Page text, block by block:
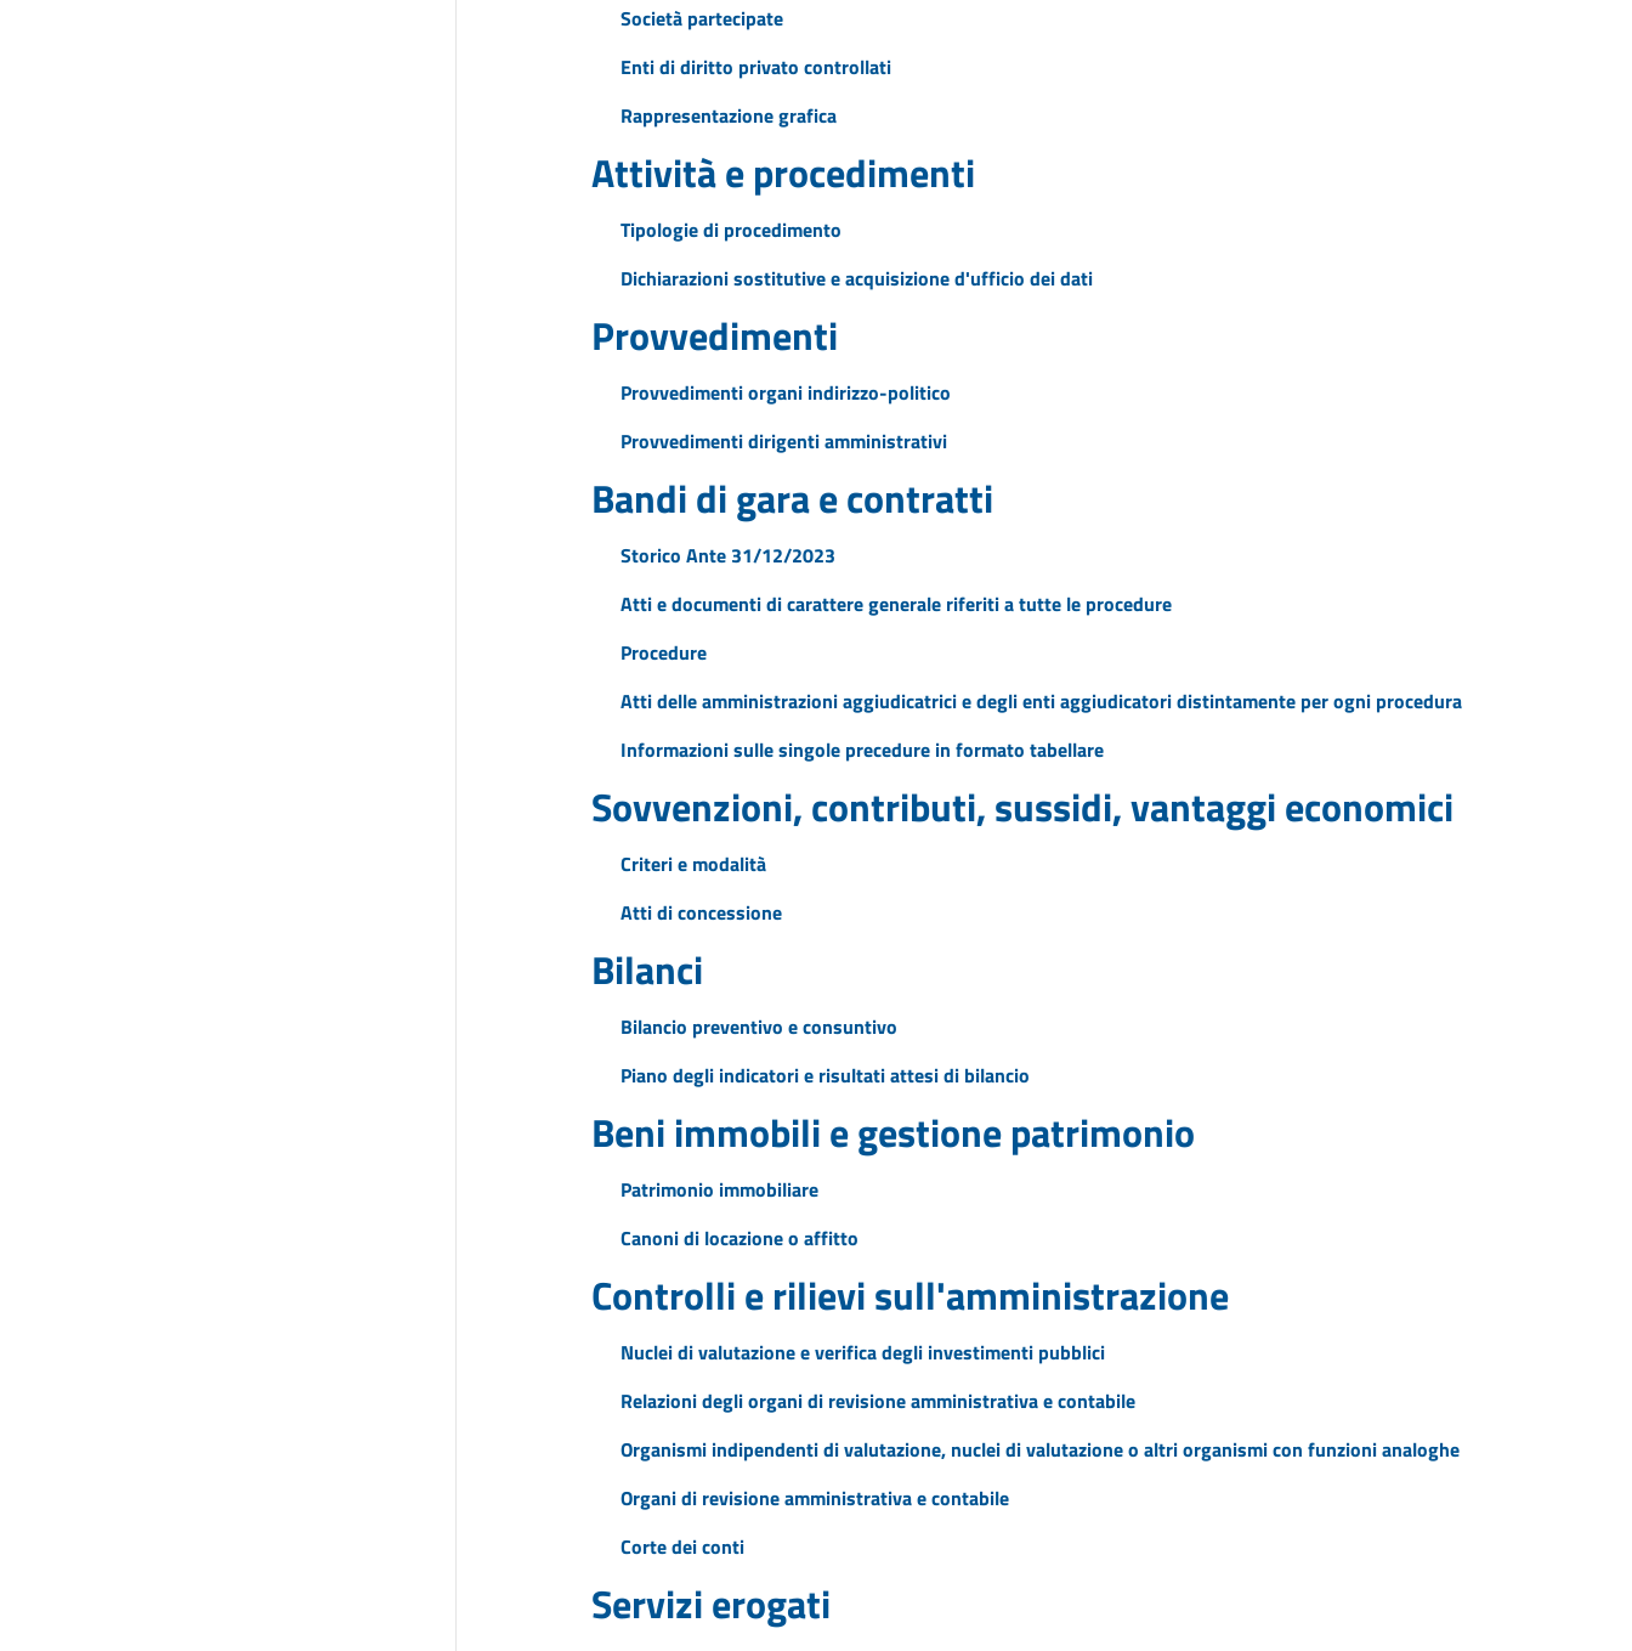
Società partecipate
Enti di diritto privato controllati
Rappresentazione grafica
Attività e procedimenti
Tipologie di procedimento
Dichiarazioni sostitutive e acquisizione d'ufficio dei dati
Provvedimenti
Provvedimenti organi indirizzo-politico
Provvedimenti dirigenti amministrativi
Bandi di gara e contratti
Storico Ante 31/12/2023
Atti e documenti di carattere generale riferiti a tutte le procedure
Procedure
Atti delle amministrazioni aggiudicatrici e degli enti aggiudicatori distintamente per ogni procedura
Informazioni sulle singole precedure in formato tabellare
Sovvenzioni, contributi, sussidi, vantaggi economici
Criteri e modalità
Atti di concessione
Bilanci
Bilancio preventivo e consuntivo
Piano degli indicatori e risultati attesi di bilancio
Beni immobili e gestione patrimonio
Patrimonio immobiliare
Canoni di locazione o affitto
Controlli e rilievi sull'amministrazione
Nuclei di valutazione e verifica degli investimenti pubblici
Relazioni degli organi di revisione amministrativa e contabile
Organismi indipendenti di valutazione, nuclei di valutazione o altri organismi con funzioni analoghe
Organi di revisione amministrativa e contabile
Corte dei conti
Servizi erogati